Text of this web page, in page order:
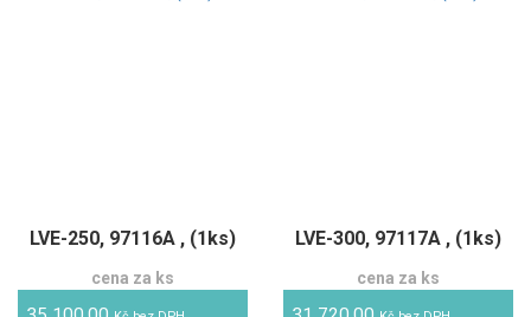
LVE-250, 97116A , (1ks)
cena za ks
LVE-300, 97117A , (1ks)
cena za ks